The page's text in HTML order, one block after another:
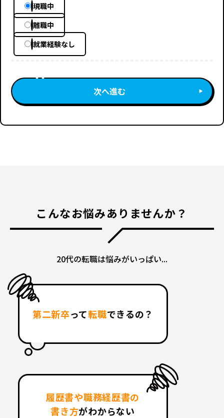
現職中
離職中
就業経験なし
次へ進む
こんなお悩みありませんか？
20代の転職は悩みがいっぱい...
第二新卒って転職できるの？
履歴書や職務経歴書の
書き方がわからない